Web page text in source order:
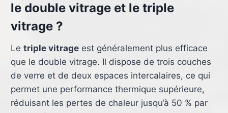
le double vitrage et le triple
vitrage ?
Le triple vitrageest généralement plus efficace
que le double vitrage. Il dispose de trois couches
de verre et de deux espaces intercalaires, ce qui
permet une performance thermique supérieure,
réduisant les pertes de chaleur jusqu’à 50 % par